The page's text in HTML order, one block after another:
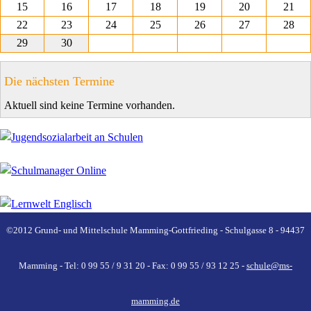
15
16 17 18 19 20
21
22
23 24 25 26 27
28
29
30
Die nächsten Termine
Aktuell sind keine Termine vorhanden.
©2012 Grund- und Mittelschule Mamming-Gottfrieding - Schulgasse 8 - 94437
Mamming - Tel: 0 99 55 / 9 31 20 - Fax: 0 99 55 / 93 12 25 - schule@ms-
mamming.de